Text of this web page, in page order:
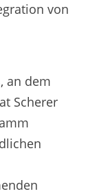
von
an dem
Scherer